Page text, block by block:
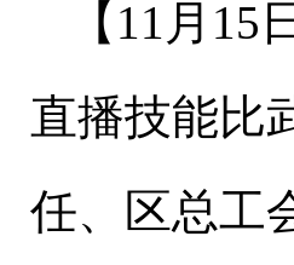
【 11 月 15
直播技能比
任、区总工